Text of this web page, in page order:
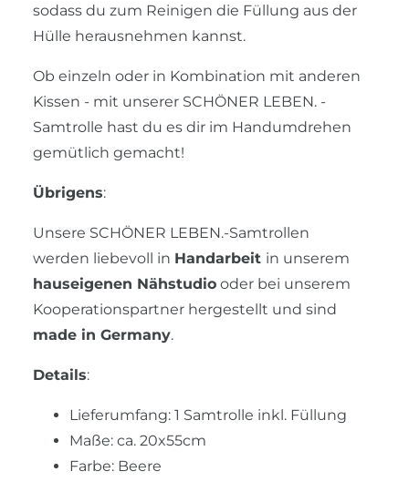
sodass du zum Reinigen die Füllung aus der
Hülle herausnehmen kannst.
Ob einzeln oder in Kombination mit anderen
Kissen - mit unserer SCHÖNER LEBEN. -
Samtrolle hast du es dir im Handumdrehen
gemütlich gemacht!
Übrigens:
Unsere SCHÖNER LEBEN.-Samtrollen
werden liebevoll in Handarbeit in unserem
hauseigenen Nähstudio oder bei unserem
Kooperationspartner hergestellt und sind
made in Germany.
Details:
Lieferumfang: 1 Samtrolle inkl. Füllung
Maße: ca. 20x55cm
Farbe: Beere